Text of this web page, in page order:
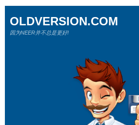
OLDVERSION.COM
因为NEER并不总是更好!